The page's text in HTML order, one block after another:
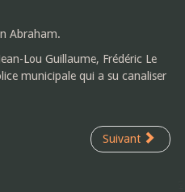
Abraham.
Lou Guillaume, Frédéric Le
municipale qui a su canaliser
Suivant